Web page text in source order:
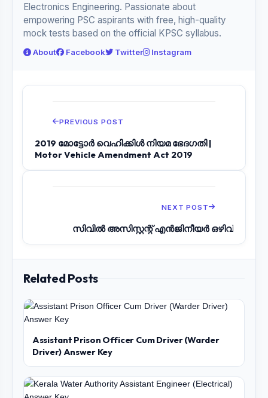
Electronics Engineering. Passionate about
empowering PSC aspirants with free, high-quality
mock tests based on the official KPSC syllabus.
About Facebook Twitter Instagram
PREVIOUS POST
2019 മോട്ടോർ വെഹിക്കിൾ നിയമ ഭേദഗതി |
Motor Vehicle Amendment Act 2019
NEXT POST
സിവിൽ അസിസ്റ്റന്റ് എൻജിനീയർ ഒഴിവ്
Related Posts
Assistant Prison Officer Cum Driver (Warder
Driver) Answer Key